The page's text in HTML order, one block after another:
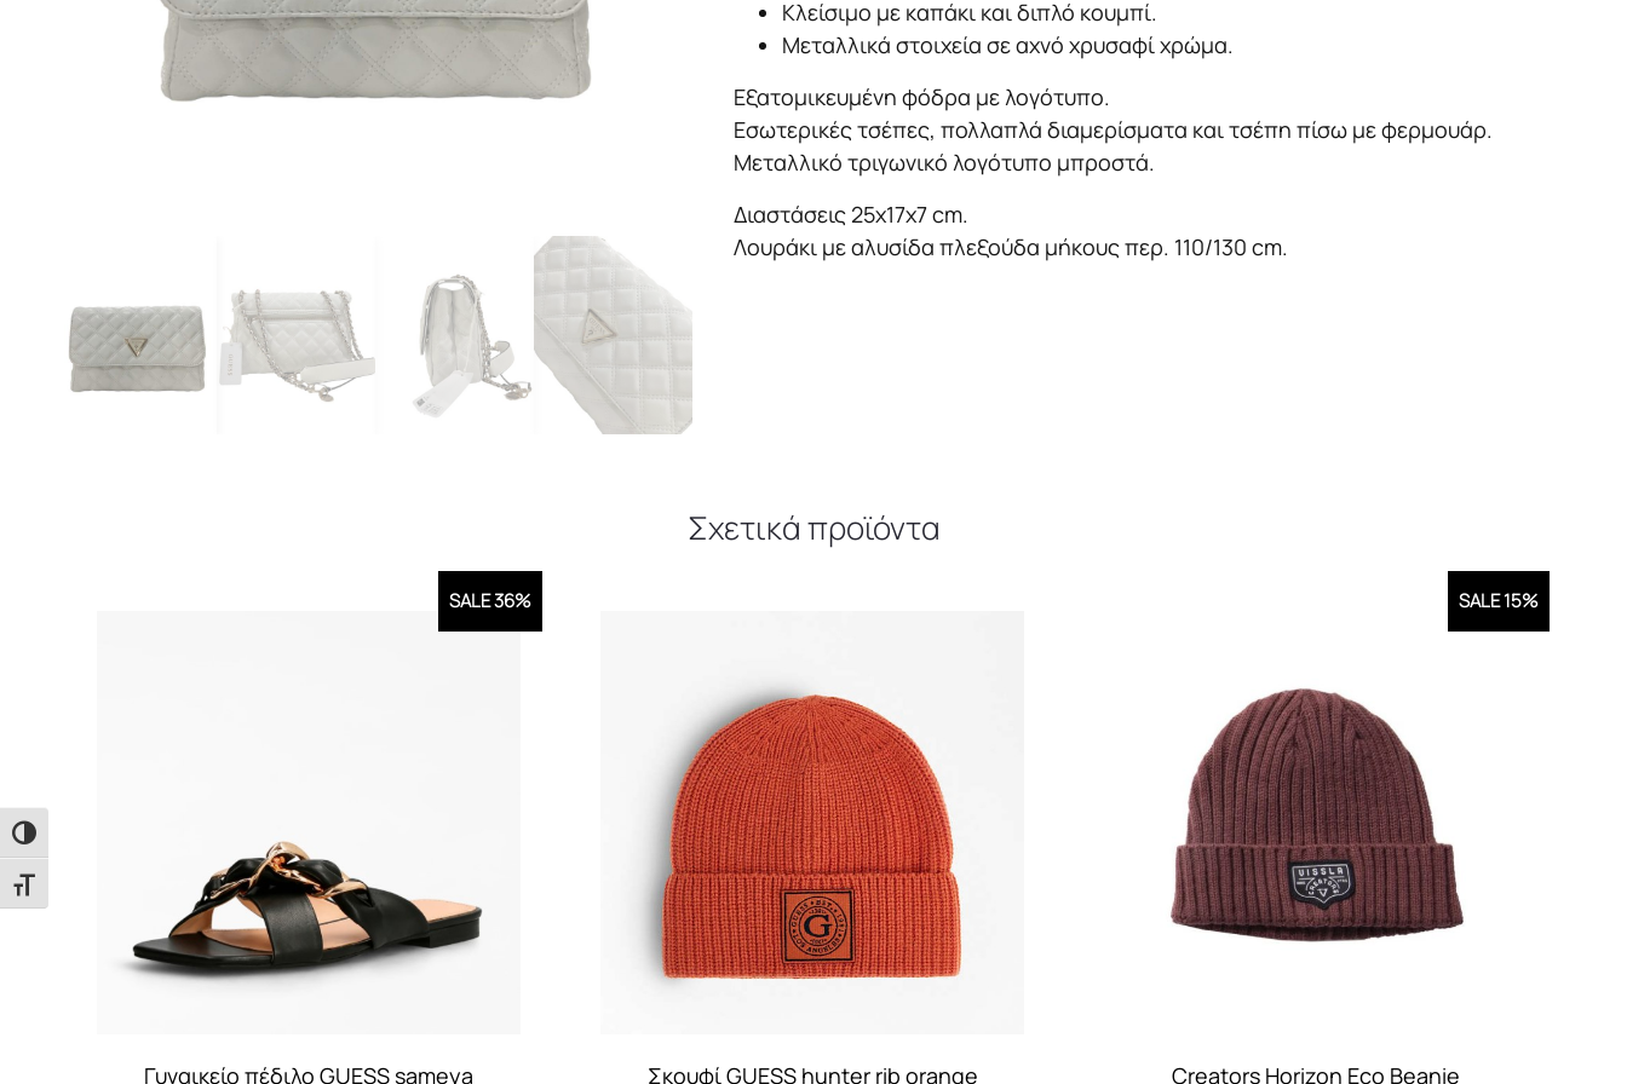
Εναλλαγή Υψηλής Αντίθεσης
Εναλλαγή Μεγέθους Γραμμάτων
ποσότηταΚλείσιμο με καπάκι και διπλό κουμπί.
Μεταλλικά στοιχεία σε αχνό χρυσαφί χρώμα.
Εξατομικευμένη φόδρα με λογότυπο.
Εσωτερικές τσέπες, πολλαπλά διαμερίσματα και τσέπη πίσω με φερμουάρ.
Μεταλλικό τριγωνικό λογότυπο μπροστά.
Διαστάσεις 25x17x7 cm.
Λουράκι με αλυσίδα πλεξούδα μήκους περ. 110/130 cm.
Σχετικά προϊόντα
SALE 36%
Γυναικείο πέδιλο GUESS sameya
Σκουφί GUESS hunter rib orange
SALE 15%
Creators Horizon Eco Beanie